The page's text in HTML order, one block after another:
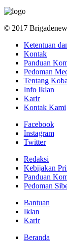
© 2017
Ketentuan
Kontak
Panduan
Pedoman
Tentang
Info Iklan
Karir
Kontak Kami
Facebook
Instagram
Twitter
Redaksi
Kebijakan
Panduan
Pedoman
Bantuan
Iklan
Karir
Beranda